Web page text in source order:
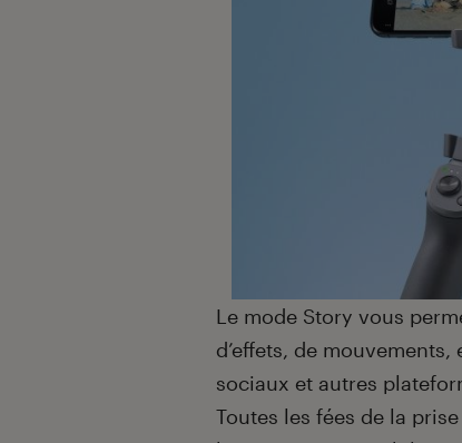
Le mode Story vous
d’effets, de
sociaux et autres
Toutes les fées de la